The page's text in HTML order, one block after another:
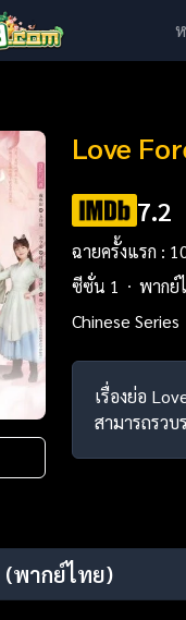
Love
7.2
ฉายครั้งแรก :
ซีซั่น 1
พากย์
Chinese Series
เรื่องย่อ
สามารถรว
(พากย์ไทย)